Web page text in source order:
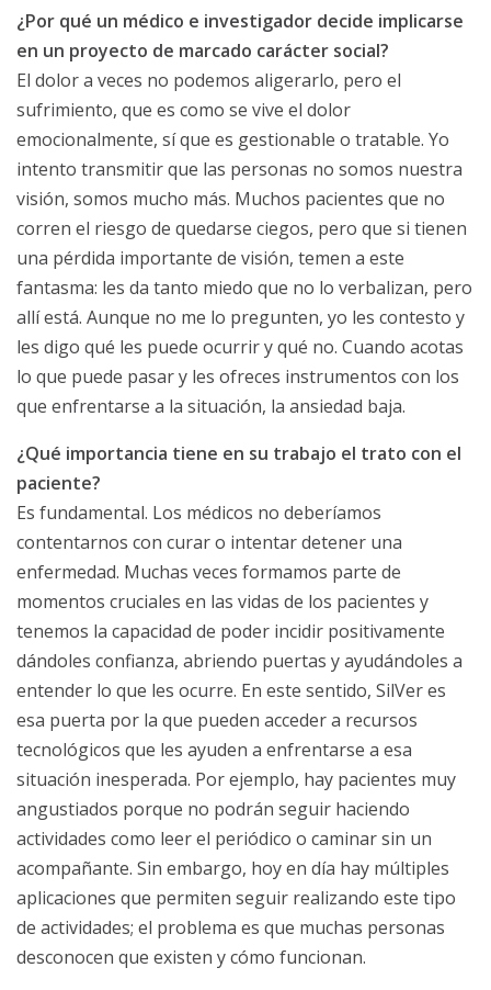
¿Por qué un médico e investigador decide implicarse
en un proyecto de marcado carácter social?
El dolor a veces no podemos aligerarlo, pero el
sufrimiento, que es como se vive el dolor
emocionalmente, sí que es gestionable o tratable. Yo
intento transmitir que las personas no somos nuestra
visión, somos mucho más. Muchos pacientes que no
corren el riesgo de quedarse ciegos, pero que si tienen
una pérdida importante de visión, temen a este
fantasma: les da tanto miedo que no lo verbalizan, pero
allí está. Aunque no me lo pregunten, yo les contesto y
les digo qué les puede ocurrir y qué no. Cuando acotas
lo que puede pasar y les ofreces instrumentos con los
que enfrentarse a la situación, la ansiedad baja.
¿Qué importancia tiene en su trabajo el trato con el
paciente?
Es fundamental. Los médicos no deberíamos
contentarnos con curar o intentar detener una
enfermedad. Muchas veces formamos parte de
momentos cruciales en las vidas de los pacientes y
tenemos la capacidad de poder incidir positivamente
dándoles confianza, abriendo puertas y ayudándoles a
entender lo que les ocurre. En este sentido, SilVer es
esa puerta por la que pueden acceder a recursos
tecnológicos que les ayuden a enfrentarse a esa
situación inesperada. Por ejemplo, hay pacientes muy
angustiados porque no podrán seguir haciendo
actividades como leer el periódico o caminar sin un
acompañante. Sin embargo, hoy en día hay múltiples
aplicaciones que permiten seguir realizando este tipo
de actividades; el problema es que muchas personas
desconocen que existen y cómo funcionan.